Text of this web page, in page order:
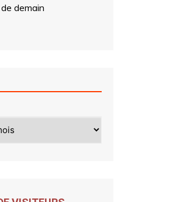
demain